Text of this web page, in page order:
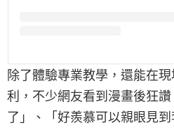
除了體驗專業教學，還能在
利，不少網友看到漫畫後狂
了」、「好羨慕可以親眼見